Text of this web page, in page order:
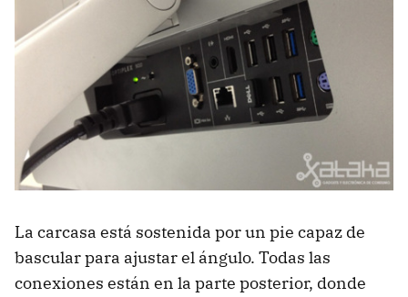
La carcasa está sostenida por un pie capaz de
bascular para ajustar el ángulo. Todas las
conexiones están en la parte posterior, donde